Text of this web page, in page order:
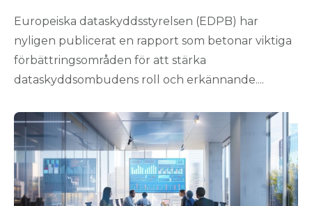
Europeiska dataskyddsstyrelsen (EDPB) har
nyligen publicerat en rapport som betonar viktiga
förbättringsområden för att stärka
dataskyddsombudens roll och erkännande....